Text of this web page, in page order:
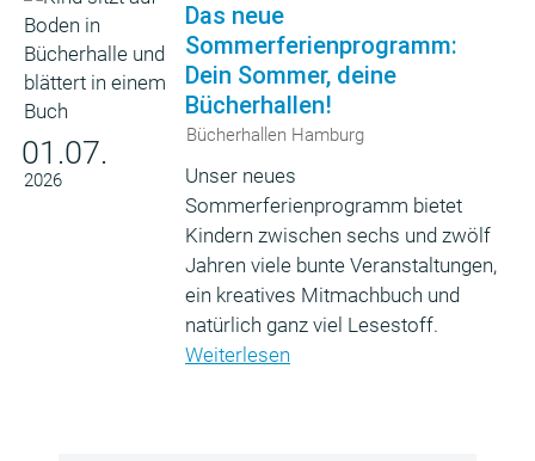
01.07.
2026
Das neue
Sommerferienprogramm:
Dein Sommer, deine
Bücherhallen!
Bücherhallen Hamburg
Unser neues
Sommerferienprogramm bietet
Kindern zwischen sechs und zwölf
Jahren viele bunte Veranstaltungen,
ein kreatives Mitmachbuch und
natürlich ganz viel Lesestoff.
Weiterlesen